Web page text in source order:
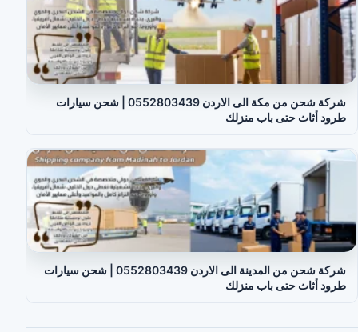
شركة شحن من مكة الى الاردن 0552803439 | شحن سيارات
طرود أثاث حتى باب منزلك
شركة شحن من المدينة الى الاردن 0552803439 | شحن سيارات
طرود أثاث حتى باب منزلك